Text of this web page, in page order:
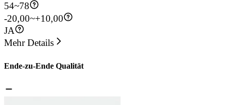
54~78
-20,00~+10,00
JA
Mehr Details
Ende-zu-Ende Qualität